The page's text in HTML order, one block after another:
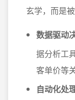
玄学，而是
数据驱动
据分析工
客单价等
自动化处